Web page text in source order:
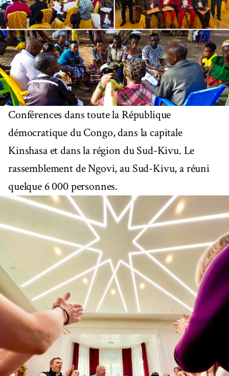
Conférences dans toute la République
démocratique du Congo, dans la capitale
Kinshasa et dans la région du Sud-Kivu. Le
rassemblement de Ngovi, au Sud-Kivu, a réuni
quelque 6 000 personnes.